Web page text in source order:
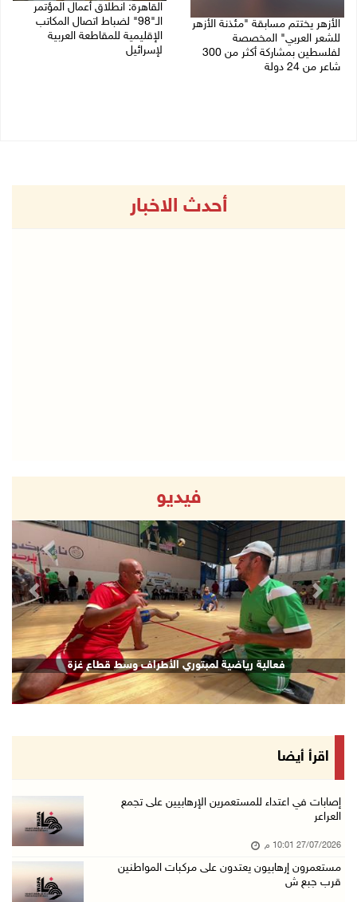
الأزهر يختتم مسابقة "مئذنة الأزهر
للشعر العربي" المخصصة
لفلسطين بمشاركة أكثر من 300
شاعر من 24 دولة
القاهرة: انطلاق أعمال المؤتمر
الـ"98" لضباط اتصال المكاتب
الإقليمية للمقاطعة العربية
لإسرائيل
أحدث الاخبار
فيديو
فعالية رياضية لمبتوري الأطراف وسط قطاع غزة
Next
اقرأ أيضا
إصابات في اعتداء للمستعمرين الإرهابيين على تجمع
العراعر
27/07/2026 10:01 م
مستعمرون إرهابيون يعتدون على مركبات المواطنين
قرب جبع ش